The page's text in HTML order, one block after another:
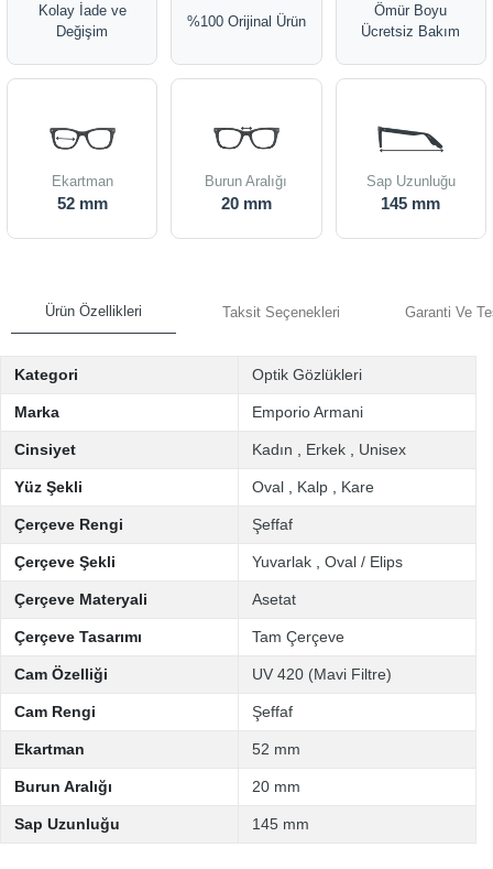
Kolay İade ve
Değişim
%100 Orijinal Ürün
Ömür Boyu
Ücretsiz Bakım
Ekartman
52 mm
Burun Aralığı
20 mm
Sap Uzunluğu
145 mm
Ürün Özellikleri Taksit Seçenekleri Garanti Ve
Kategori Optik Gözlükleri
Marka Emporio Armani
Cinsiyet Kadın Erkek Unisex
Yüz Şekli Oval Kalp Kare
Çerçeve Rengi Şeffaf
Çerçeve Şekli Yuvarlak Oval / Elips
Çerçeve Materyali Asetat
Çerçeve Tasarımı Tam Çerçeve
Cam Özelliği UV 420 (Mavi Filtre)
Cam Rengi Şeffaf
Ekartman 52 mm
Burun Aralığı 20 mm
Sap Uzunluğu 145 mm